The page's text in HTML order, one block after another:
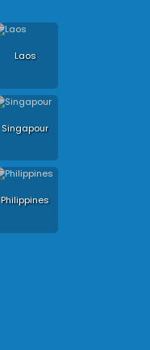
Laos
Singapour
Philippines